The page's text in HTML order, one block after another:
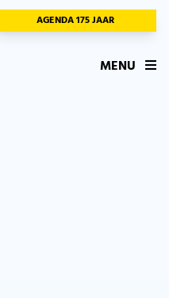
AGENDA 175 JAAR
MENU